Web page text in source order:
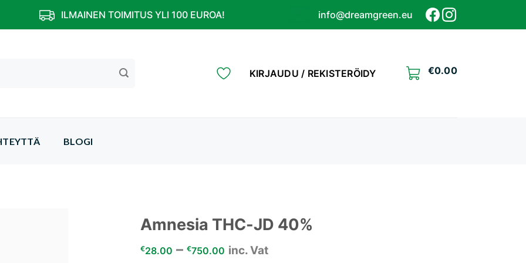
ILMAINEN TOIMITUS YLI 100 EUROA! info@dreamgreen.eu
KIRJAUDU / REKISTERÖIDY €0.00
BLOGI
Amnesia THC-JD 40%
€28.00 – €750.00 inc. Vat